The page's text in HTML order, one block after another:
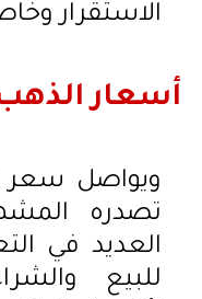
الاستقرار
أسعار
ويواصل سعر
تصدره
العديد في
للبيع